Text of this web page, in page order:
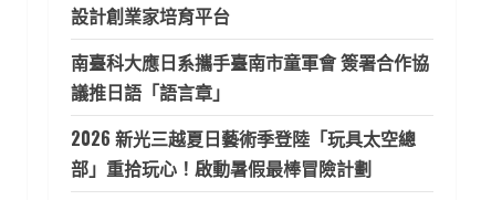
設計創業家培育平台
南臺科大應日系攜手臺南市童軍會 簽署合作協
議推日語「語言章」
2026 新光三越夏日藝術季登陸「玩具太空總
部」重拾玩心！啟動暑假最棒冒險計劃